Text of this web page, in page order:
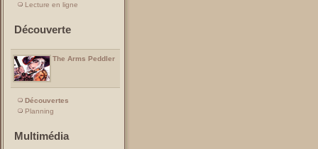
Lecture en ligne
Découverte
The Arms Peddler
Découvertes
Planning
Multimédia